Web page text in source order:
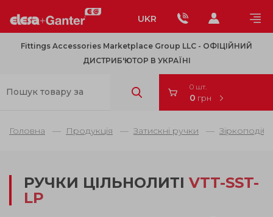
UKR
Fittings Accessories Marketplace Group LLC - OФІЦІЙНИЙ
ДИСТРИБ'ЮТОР В УКРАЇНІ
0 шт.
0 грн
Головна Продукція Затискні ручки
РУЧКИ ЦІЛЬНОЛИТІ VTT-SST-
LP